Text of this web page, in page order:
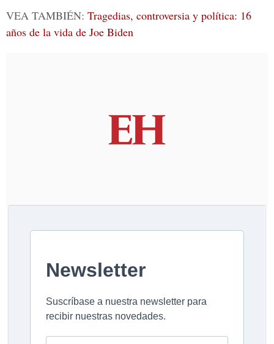
VEA TAMBIÉN: Tragedias, controversia y política: 16
años de la vida de Joe Biden